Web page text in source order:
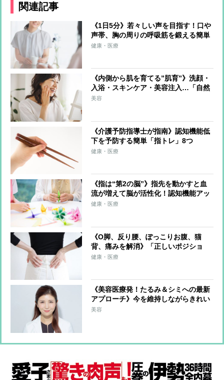
関連記事
《1日5分》若々しい声を目指す！口や
声帯、胸の周りの呼吸筋を鍛える簡単
ボイストレーニング
健康・医療
《内側から肌を育てる”肌育”》洗顔・
入浴・スキンケア・美容注入…「自然
な美しさ」をコツコツ育む方法を美の
美容
《介護予防指導士が指南》認知機能低
下を予防する簡単「指トレ」8つ
「ひとりじゃんけん」も効果的
健康・医療
《指は“第2の脳”》指先を動かすと血
流が増えて脳が活性化！認知機能アッ
プに有効な日常生活や趣味でのコツ
健康・医療
《O脚、反り腰、ぽっこりお腹、猫
背、痛みを解消》「正しいポジショ
ン」を意識するだけゆがみをゼロにす
健康・医療
《美容医療発！たるみ＆シミへの最新
アプローチ》今を維持しながらきれい
に年を重ねる「スローエイジング」で
美容